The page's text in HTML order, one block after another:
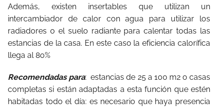
Además, existen insertables que utilizan un
intercambiador de calor con agua para utilizar los
radiadores o el suelo radiante para calentar todas las
estancias de la casa. En este caso la eficiencia calorífica
llega al 80%
Recomendadas para: estancias de 25 a 100 m2 o casas
completas si están adaptadas a esta función que estén
habitadas todo el día: es necesario que haya presencia